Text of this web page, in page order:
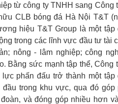
từ công ty TNHH sang Công
CLB bóng đá Hà Nội T&T
hiệu T&T Group là một tập
trong các lĩnh vực đầu tư tài
nông - lâm nghiệp; công
Bằng sức mạnh tập thể, Công
phấn đấu trở thành một tập
trong khu vực, qua đó góp
và đóng góp nhiều hơn